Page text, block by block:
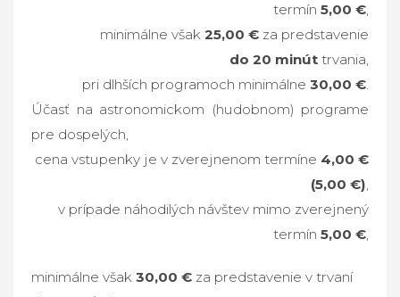
termín 5,00 €,
minimálne však 25,00 € za predstavenie
do 20 minút trvania,
pri dlhších programoch minimálne 30,00 €.
Účasť na astronomickom (hudobnom) programe
pre dospelých,
cena vstupenky je v zverejnenom termíne 4,00 €
(5,00 €),
v prípade náhodilých návštev mimo zverejnený
termín 5,00 €,
minimálne však 30,00 € za predstavenie v trvaní